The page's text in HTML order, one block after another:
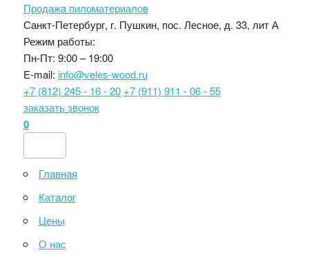
Продажа пиломатериалов
Санкт-Петербург, г. Пушкин, пос. Лесное, д. 33, лит А
Режим работы:
Пн-Пт: 9:00 – 19:00
E-mail: info@veles-wood.ru
+7 (812) 245 - 16 - 20 +7 (911) 911 - 06 - 55
заказать звонок
0
Главная
Каталог
Цены
О нас